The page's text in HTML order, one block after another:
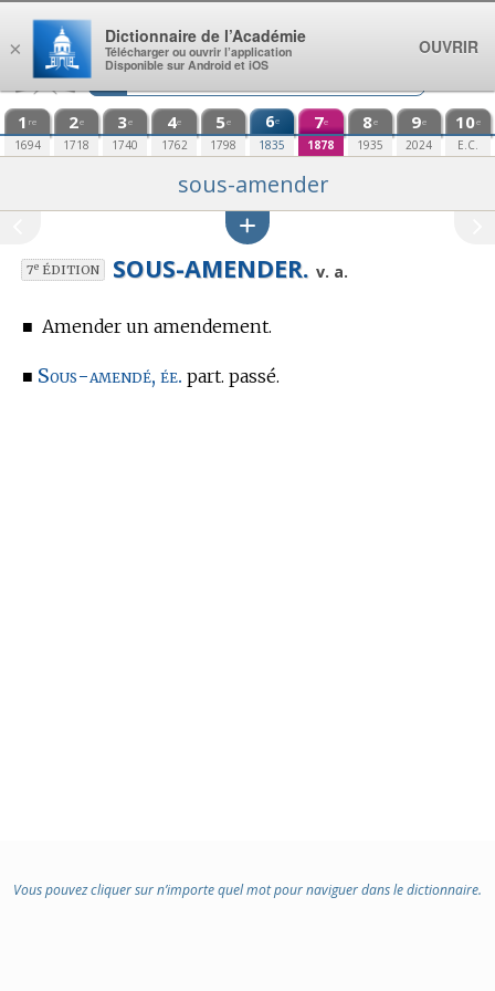
Aller au contenu
1 re
1694
2e
1718
3e
1740
4e
1762
5e
1798
6e
1835
7e
1878
8e
1935
9e
2024
10e
E.C.
sous-amender
7eÉDITION SOUS-AMENDER. v. a.
■ Amender un amendement.
■ Sous-amendé, ée. part. passé.
Vous pouvez cliquer sur n’importe quel mot pour naviguer dans le dictionnaire.
×
Dictionnaire de l’Académie
Télécharger ou ouvrir l’application
Disponible sur Android et iOS
OUVRIR